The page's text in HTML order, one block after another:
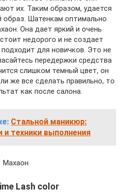
их. Таким образом, удается
образ. Шатенкам оптимально
Она дает яркий и очень
недорого и не создает
для новичков. Это не
передержки средства
слишком темный цвет, он
же все сделать правильно, то
как после салона.
Стальной маникюр:
и техники выполнения
Махаон
Lash color